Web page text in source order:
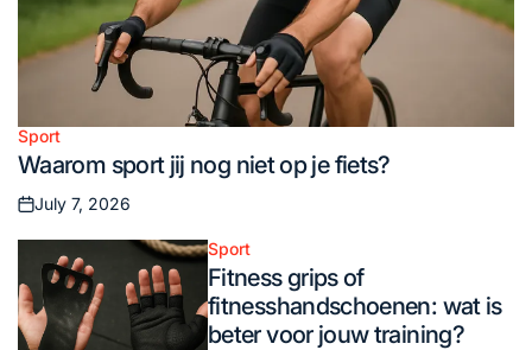
Posted
in
Sport
Waarom sport jij nog niet op je fiets?
Posted
on
July 7, 2026
Posted
in
Sport
Fitness grips of
fitnesshandschoenen: wat is
beter voor jouw training?